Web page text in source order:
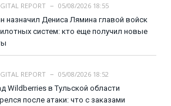
REPORT
05/08/2026 18:55
назначил Дениса Лямина главой войск
систем: кто еще получил новые
REPORT
05/08/2026 18:52
Wildberries в Тульской области
после атаки: что с заказами